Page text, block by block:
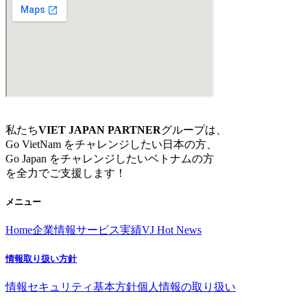
私たちVIET JAPAN PARTNERグループは、
Go VietNam をチャレンジしたい日本の方、
Go Japan をチャレンジしたいベトナムの方
を全力でご支援します！
メニュー
Home企業情報サービス実績VJ Hot News
情報取り扱い方針
情報セキュリティ基本方針個人情報の取り扱い